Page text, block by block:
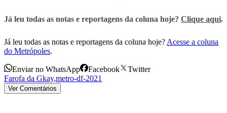
Já leu todas as notas e reportagens da coluna hoje? Clique aqui.
Já leu todas as notas e reportagens da coluna hoje? Acesse a coluna
do Metrópoles.
Enviar no WhatsApp Facebook
Twitter
Farofa da Gkay,metro-df-2021
Ver Comentários